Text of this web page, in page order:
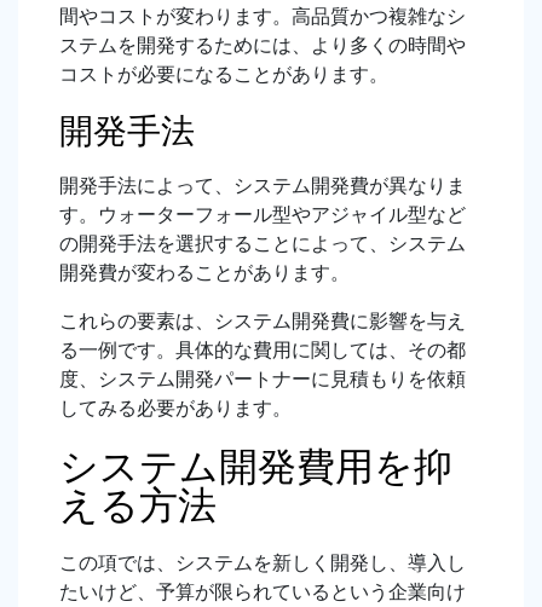
間やコストが変わります。高品質かつ複雑なシ
ステムを開発するためには、より多くの時間や
コストが必要になることがあります。
開発手法
開発手法によって、システム開発費が異なりま
す。ウォーターフォール型やアジャイル型など
の開発手法を選択することによって、システム
開発費が変わることがあります。
これらの要素は、システム開発費に影響を与え
る一例です。具体的な費用に関しては、その都
度、システム開発パートナーに見積もりを依頼
してみる必要があります。
システム開発費用を抑
える方法
この項では、システムを新しく開発し、導入し
たいけど、予算が限られているという企業向け